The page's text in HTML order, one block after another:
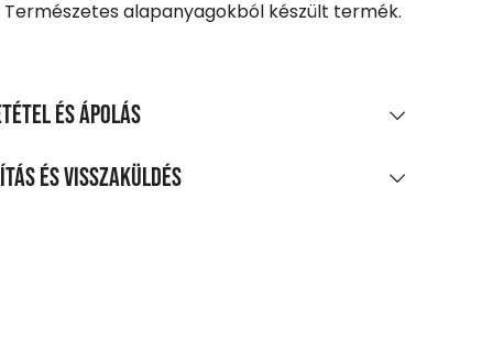
Természetes alapanyagokból készült termék.
és ápolás
és visszaküldés